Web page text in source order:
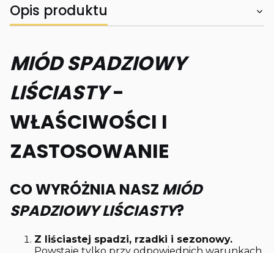
Opis produktu
MIÓD SPADZIOWY
LIŚCIASTY-
WŁAŚCIWOŚCI I
ZASTOSOWANIE
CO WYRÓŻNIA NASZ MIÓD
SPADZIOWY LIŚCIASTY?
Z liściastej spadzi, rzadki i sezonowy.